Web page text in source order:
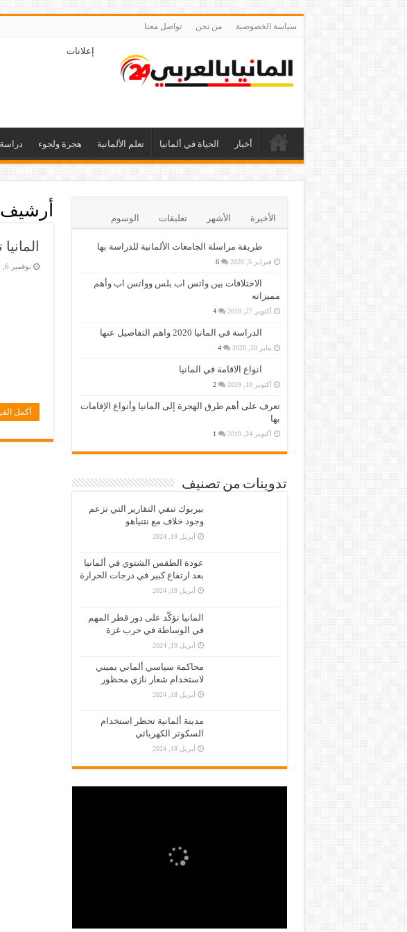
سياسة الخصوصية من نحن تواصل معنا
إعلانات
أخبار الحياة في ألمانيا تعلم الألمانية هجرة ولجوء دراسة
أرشيف
نوفمبر 6, 2023
أكمل
الأخيرة الأشهر تعليقات الوسوم
طريقة مراسلة الجامعات الألمانية للدراسة بها
فبراير 5, 2020 6
الاختلافات بين واتس اب بلس وواتس اب وأهم
مميزاته
أكتوبر 27, 2019 4
الدراسة في المانيا 2020 واهم التفاصيل عنها
يناير 28, 2020 4
انواع الاقامة في المانيا
أكتوبر 10, 2019 2
تعرف على أهم طرق الهجرة إلى المانيا وأنواع الإقامات
بها
أكتوبر 24, 2019 1
تدوينات من تصنيف
بيربوك تنفي التقارير التي تزعم
وجود خلاف مع نتنياهو
أبريل 19, 2024
عودة الطقس الشتوي في ألمانيا
بعد ارتفاع كبير في درجات الحرارة
أبريل 19, 2024
المانيا تؤكّد على دور قطر المهم
في الوساطة في حرب غزة
أبريل 19, 2024
محاكمة سياسي ألماني يميني
لاستخدام شعار نازي محظور
أبريل 18, 2024
مدينة ألمانية تحظر استخدام
السكوتر الكهربائي
أبريل 18, 2024